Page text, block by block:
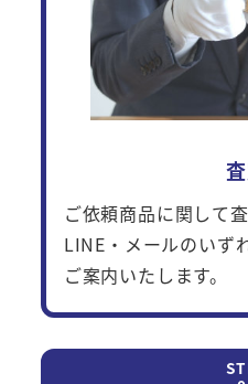
ご依頼商品に関して
LINE・メールのいず
ご案内いたします。